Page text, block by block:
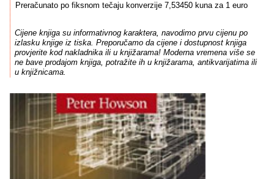
Preračunato po fiksnom tečaju konverzije 7,53450 kuna za 1 euro
Cijene knjiga su informativnog karaktera, navodimo prvu cijenu po
izlasku knjige iz tiska. Preporučamo da cijene i dostupnost knjiga
provjerite kod nakladnika ili u knjižarama! Moderna vremena više se
ne bave prodajom knjiga, potražite ih u knjižarama, antikvarijatima ili
u knjižnicama.